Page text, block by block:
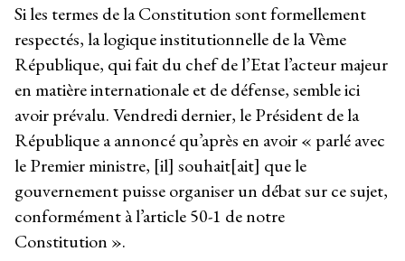
Si les termes de la Constitution sont formellement
respectés, la logique institutionnelle de la Vème
République, qui fait du chef de l’Etat l’acteur majeur
en matière internationale et de défense, semble ici
avoir prévalu. Vendredi dernier, le Président de la
République a annoncé qu’après en avoir « parlé avec
le Premier ministre, [il] souhait[ait] que le
gouvernement puisse organiser un débat sur ce sujet,
conformément à l’article 50-1 de notre
Constitution ».